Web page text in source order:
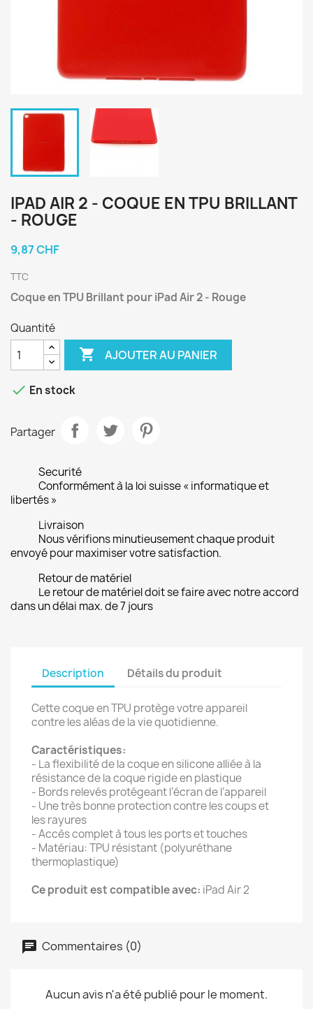
IPAD AIR 2 - COQUE EN TPU BRILLANT
- ROUGE
9,87 CHF
TTC
Coque en TPU Brillant pour iPad Air 2 - Rouge
Quantité
 AJOUTER AU PANIER
 En stock
Partager
Securité
Conformément à la loi suisse « informatique et
libertés »
Livraison
Nous vérifions minutieusement chaque produit
envoyé pour maximiser votre satisfaction.
Retour de matériel
Le retour de matériel doit se faire avec notre accord
dans un délai max. de 7 jours
Description Détails du produit
Cette coque en TPU protège votre appareil
contre les aléas de la vie quotidienne.
Caractéristiques:
- La flexibilité de la coque en silicone alliée à la
résistance de la coque rigide en plastique
- Bords relevés protégeant l’écran de l’appareil
- Une très bonne protection contre les coups et
les rayures
- Accès complet à tous les ports et touches
- Matériau: TPU résistant (polyuréthane
thermoplastique)
Ce produit est compatible avec: iPad Air 2
Commentaires (0)
Aucun avis n'a été publié pour le moment.